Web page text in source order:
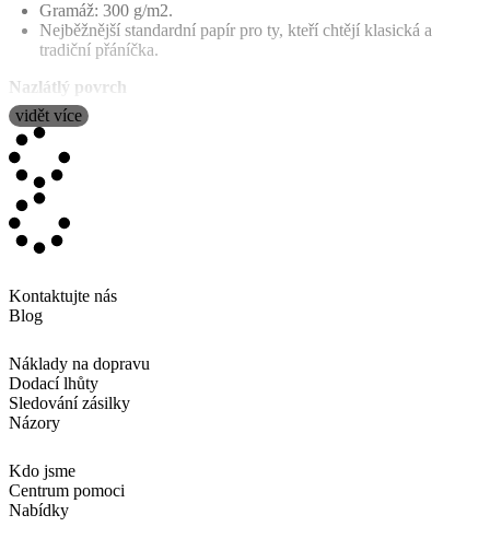
Gramáž: 300 g/m2.
Nejběžnější standardní papír pro ty, kteří chtějí klasická a
tradiční přáníčka.
Nazlátlý povrch
Gramáž: 300 g/m2 hladký, kovový vzhled.
Elegantní lesklý povrch barvy bílého zlata, ideální pro
nejvýznamnější události.
Třpytivý povrch
Gramáž: 240 g/m2 hladká metalíza.
Podle definice třpytivý znamená "zobrazující nebo odrážející
něj dopadá světlo.
Gramáž: 250 g/m2.
Papír s moderní jemnou lineární texturou, s velmi lehkým a
decentním lineárním reliéfem.
Gramáž: 250 g/m2.
Jemná textura s mírným reliéfem podobným akvarelovému
povrchu.
vidět více
Kontaktujte nás
Blog
Náklady na dopravu
Dodací lhůty
Sledování zásilky
Názory
Kdo jsme
Centrum pomoci
Nabídky